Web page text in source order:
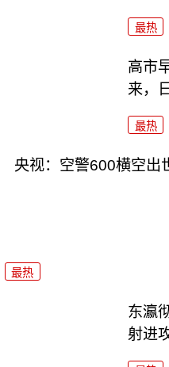
最热
高市
来，
最热
央视：空警600横空出
最热
东瀛
射进